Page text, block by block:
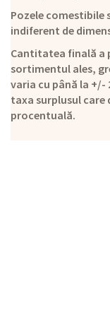
Pozele comestibile
indiferent de
Cantitatea finală a
sortimentul ales,
varia cu până la
taxa surplusul care
procentuală.